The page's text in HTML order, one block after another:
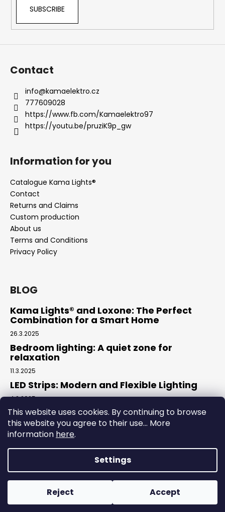
This website uses cookies. By continuing to browse
this website you agree to their use... More
information here.
Settings
Reject Accept
SUBSCRIBE
Contact
info@kamaelektro.cz
777609028
https://www.fb.com/Kamaelektro97
https://youtu.be/pruziK9p_gw
Information for you
Catalogue Kama Lights®
Contact
Returns and Claims
Custom production
About us
Terms and Conditions
Privacy Policy
BLOG
Kama Lights® and Loxone: The Perfect
Combination for a Smart Home
26.3.2025
Bedroom lighting: A quiet zone for
relaxation
11.3.2025
LED Strips: Modern and Flexible Lighting
4.2.2025
Facebook
Copyright 2026
. All rights reserved.